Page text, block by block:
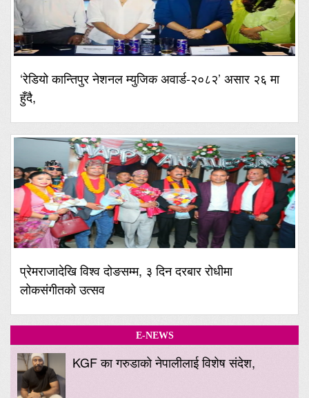
‘रेडियो कान्तिपुर नेशनल म्युजिक अवार्ड-२०८२’ असार २६ मा
हुँदै,
प्रेमराजादेखि विश्व दोङसम्म, ३ दिन दरबार रोधीमा
लोकसंगीतको उत्सव
E-NEWS
KGF का गरुडाको नेपालीलाई विशेष संदेश,